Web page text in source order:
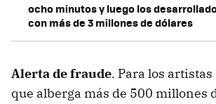
ocho minutos y luego los
con más de 3 millones de dólares
Alerta de fraude. Para los
que alberga más de 500 millones